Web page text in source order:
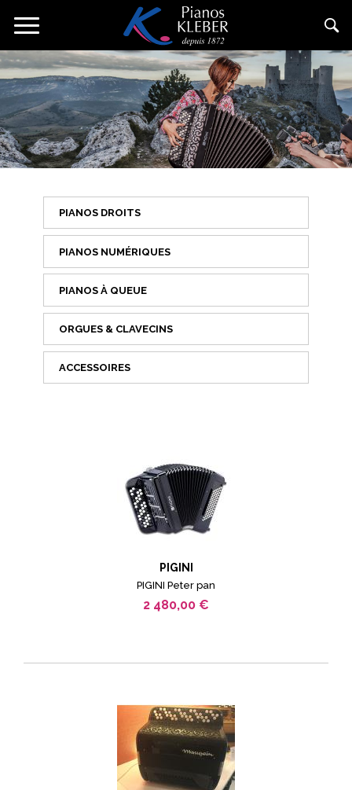
zum Navigation
PIANOS DROITS
PIANOS NUMÉRIQUES
PIANOS À QUEUE
ORGUES & CLAVECINS
ACCESSOIRES
PIGINI
PIGINI Peter pan
2 480,00 €